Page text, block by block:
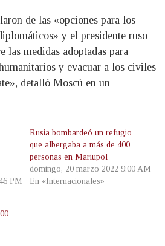
de las «opciones para los
y el presidente ruso
las medidas adoptadas para
y evacuar a los civiles
detalló Moscú en un
PM
Rusia bombardeó un refugio
que albergaba a más de 400
personas en Mariupol
domingo, 20 marzo 2022 9:00 AM
En «Internacionales»